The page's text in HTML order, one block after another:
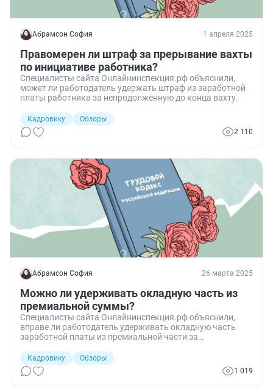
Абрамсон София 1 апреля 2025
Правомерен ли штраф за прерывание вахты
по инициативе работника?
Специалисты сайта Онлайнинспекция.рф объяснили,
может ли работодатель удержать штраф из заработной
платы работника за непродолженную до конца вахту.
Кадровику
Обзоры
2 110
Абрамсон София 26 марта 2025
Можно ли удерживать окладную часть из
премиальной суммы?
Специалисты сайта Онлайнинспекция.рф объяснили,
вправе ли работодатель удерживать окладную часть
заработной платы из премиальной части за
Кадровику
Обзоры
1 019